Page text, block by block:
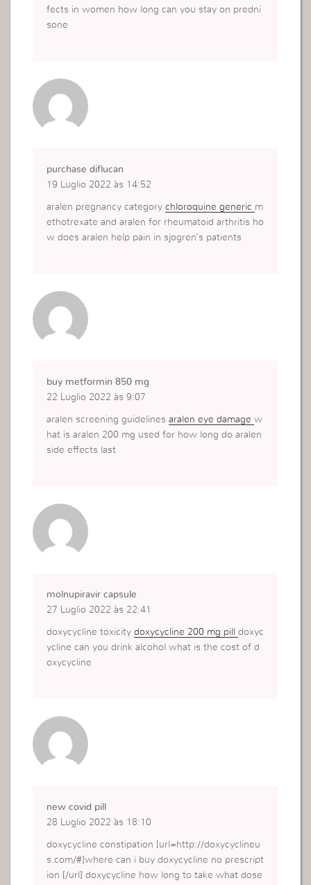
fects in women how long can you stay on predni
sone
purchase diflucan
19 Luglio 2022 às 14:52
aralen pregnancy categorychloroquine generic m
ethotrexate and aralen for rheumatoid arthritis ho
w does aralen help pain in sjogren’s patients
buy metformin 850 mg
22 Luglio 2022 às 9:07
aralen screening guidelinesaralen eye damagew
hat is aralen 200 mg used for how long do aralen
side effects last
molnupiravir capsule
27 Luglio 2022 às 22:41
doxycycline toxicitydoxycycline 200 mg pilldoxyc
ycline can you drink alcohol what is the cost of d
oxycycline
new covid pill
28 Luglio 2022 às 18:10
doxycycline constipation [url=http://doxycyclineu
s.com/#]where can i buy doxycycline no prescript
ion [/url] doxycycline how long to take what dose